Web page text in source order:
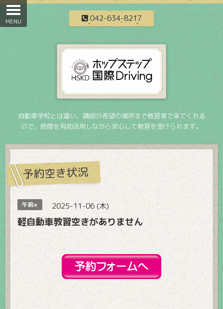
042-634-8217
自動車学校とは違い、講師が希望の場所まで教習車で来てくれる
ので、時間を有効活用しながら安心して教習を受けられます。
予約空き状況
午前× 2025-11-06 (木)
軽自動車教習空きがありません